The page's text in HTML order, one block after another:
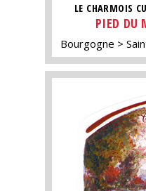
LE CHARMOIS
PIED DU
Bourgogne